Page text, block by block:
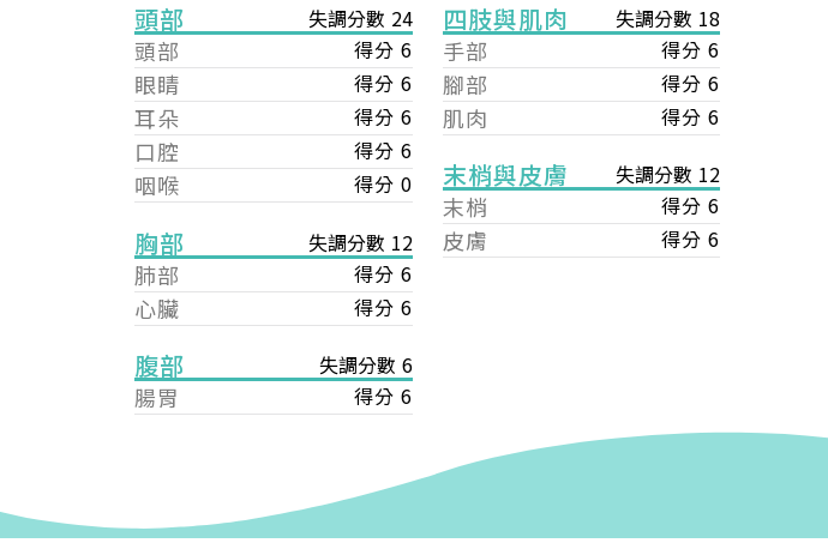
頭部 失調分數 24
頭部 得分 6
眼睛 得分 6
耳朵 得分 6
口腔 得分 6
咽喉 得分 0
胸部 失調分數 12
肺部 得分 6
心臟 得分 6
腹部 失調分數 6
腸胃 得分 6
四肢與肌肉 失調分數 18
手部 得分 6
腳部 得分 6
肌肉 得分 6
末梢與皮膚 失調分數 12
末梢 得分 6
皮膚 得分 6